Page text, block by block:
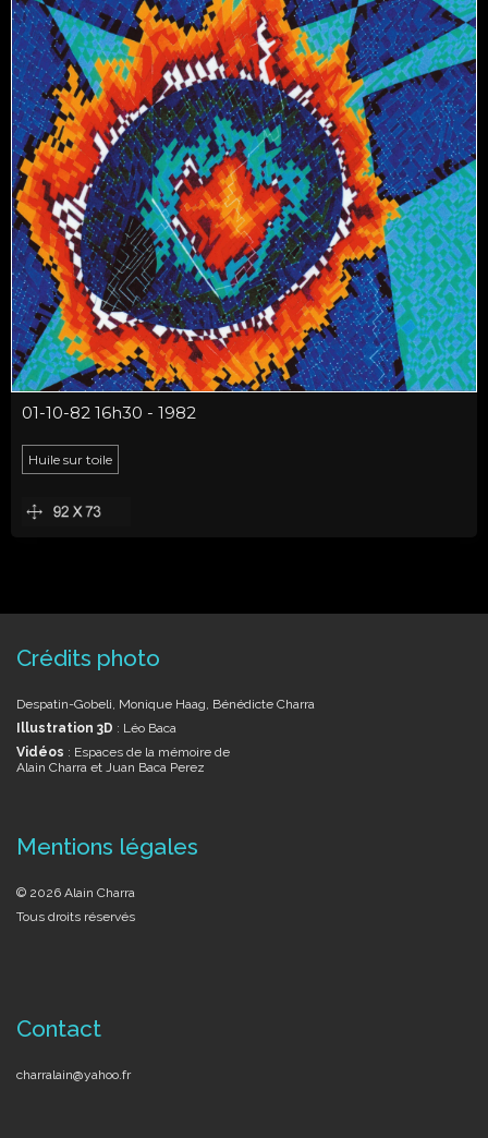
01-10-82 16h30 - 1982
Huile sur toile
Crédits photo
Despatin-Gobeli, Monique Haag, Bénédicte Charra
Illustration 3D : Léo Baca
Vidéos : Espaces de la mémoire de
Alain Charra et Juan Baca Perez
Mentions légales
© 2026 Alain Charra
Tous droits réservés
Contact
charralain@yahoo.fr